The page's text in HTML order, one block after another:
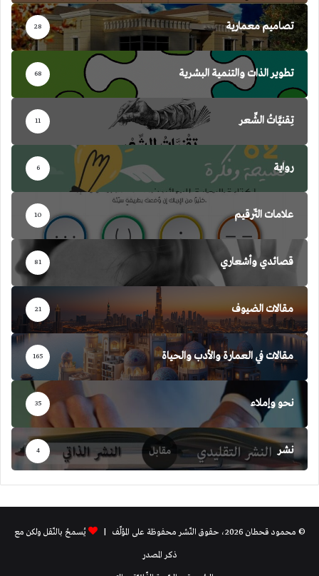
تصاميم معمارية 28
تطوير الذات والتنمية البشرية 68
تِقنيَّاتُ الشِّعر 11
رواية 6
علامات التّرقيم 10
قصائدي وأشعاري 81
مقالات الضيوف 21
مقالات في العمارة والأدب والحياة 165
نحو وإملاء 35
نشر 4
© محمود قحطان 2026، حقوق النّشر محفوظة على المؤلّف |
يُسمحُ بالنّقل ولكن مع
ذكر المصدر